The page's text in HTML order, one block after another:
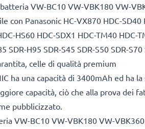
VW-BC10 VW-VBK180 VW-
con Panasonic HC-VX870 HDC-SD40
HS60 HDC-SDX1 HDC-TM40
SDR-H95 SDR-S45 SDR-S50 SDR-
celle di qualità premium
ha una capacità di 3400mAh ed
capacità, ciò che alla prova dei
pubblicizzato.
VW-BC10 VW-VBK180 VW-